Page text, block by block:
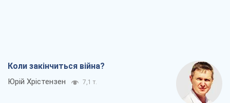
Коли закінчиться війна?
Юрій Хрістензен 7,1 т.